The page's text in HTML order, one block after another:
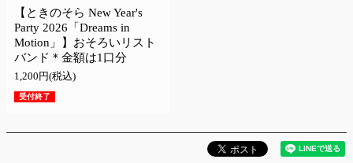
【ときのそら New Year's
Party 2026「Dreams in
Motion」】おそろいリスト
バンド＊金額は1口分
1,200円(税込)
受付終了